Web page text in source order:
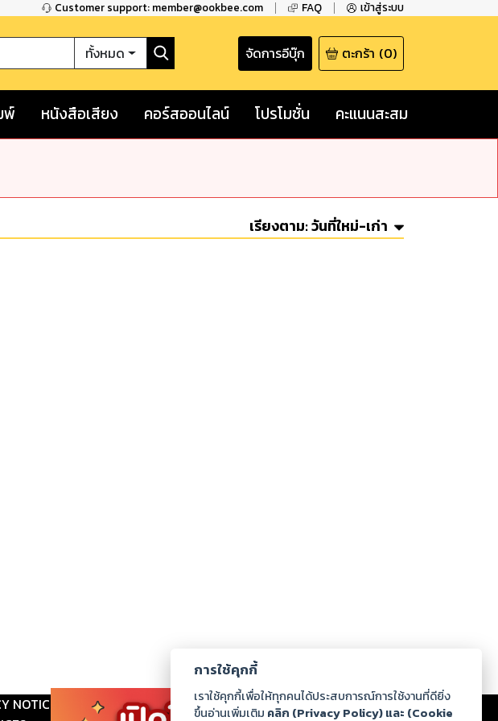
Customer support: member@ookbee.com FAQ เข้าสู่ระบบ
ทั้งหมด จัดการอีบุ๊ก ตะกร้า (0)
พ์ หนังสือเสียง คอร์สออนไลน์ โปรโมชั่น คะแนนสะสม
เรียงตาม:วันที่ใหม่-เก่า
ติดต่อเรา ร่วมงานกับเรา | ดาวน์โหลด
|
การใช้คุกกี้
เราใช้คุกกี้เพื่อให้ทุกคนได้ประสบการณ์การใช้งานที่ดียิ่ง
ขึ้นอ่านเพิ่มเติม คลิก (Privacy Policy) และ (Cookie